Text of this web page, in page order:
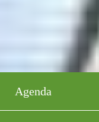
Agenda